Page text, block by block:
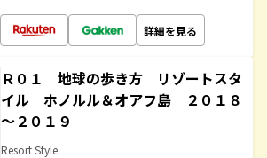
詳細を見る
Ｒ０１ 地球の歩き方 リゾートスタ
イル ホノルル＆オアフ島 ２０１８
～２０１９
Resort Style